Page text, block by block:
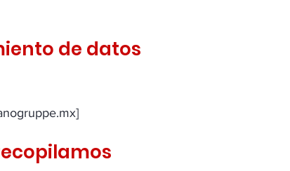
de datos